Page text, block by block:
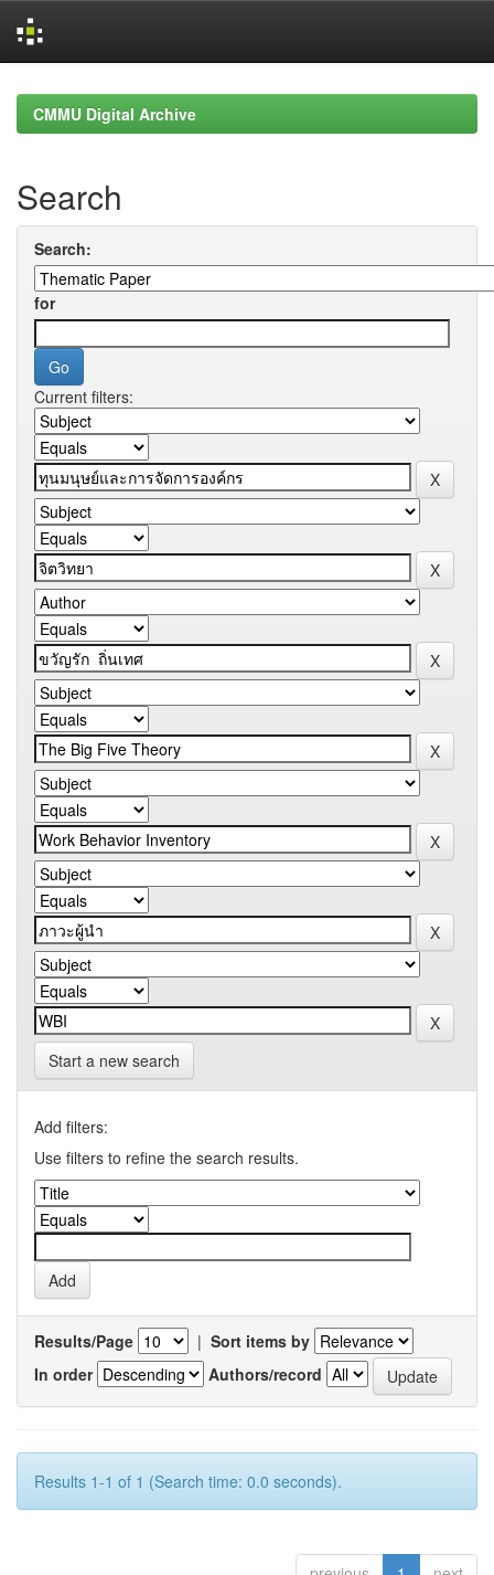
navigationCMMU Digital Archive
Search
Search:
for
Current filters:
Start a new search
Add filters:
Use filters to refine the search results.
Results/Page | Sort items by
In order
Authors/record
Results 1-1 of 1 (Search time: 0.0 seconds).